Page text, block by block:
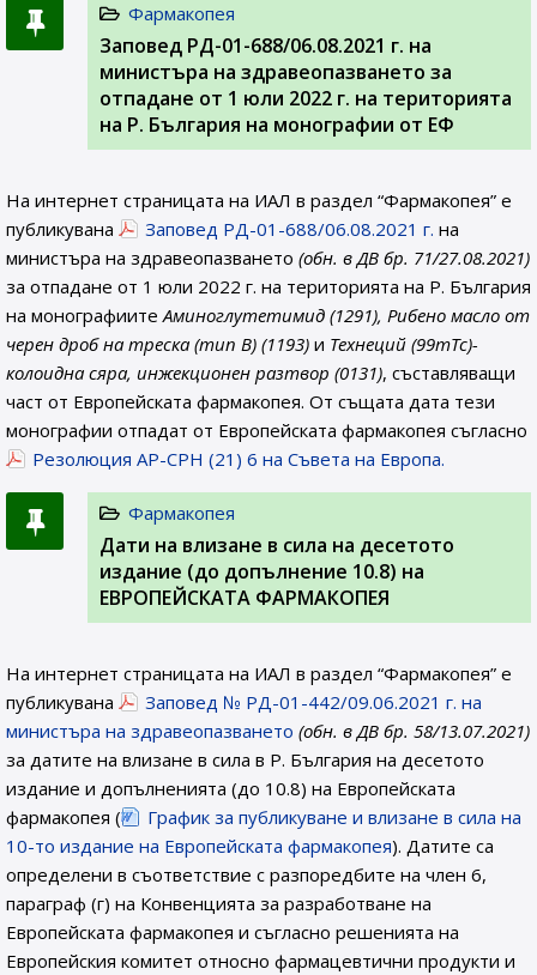
Фармакопея
Заповед РД-01-688/06.08.2021 г. на
министъра на здравеопазването за
отпадане от 1 юли 2022 г. на територията
на Р. България на монографии от ЕФ
На интернет страницата на ИАЛ в раздел “Фармакопея” е
публикувана
Заповед РД-01-688/06.08.2021 г. на
министъра на здравеопазването (обн. в ДВ бр. 71/27.08.2021)
за отпадане от 1 юли 2022 г. на територията на Р. България
на монографиитеАминоглутетимид (1291), Рибено масло от
черен дроб на треска (тип В) (1193) и Технеций (99mTc)-
колоидна сяра, инжекционен разтвор (0131), съставляващи
част от Европейската фармакопея. От същата дата тези
монографии отпадат от Европейската фармакопея съгласно
Резолюция AP-CPH (21) 6 на Съвета на Европа.
Фармакопея
Дати на влизане в сила на десетото
издание (до допълнение 10.8) на
ЕВРОПЕЙСКАТА ФАРМАКОПЕЯ
На интернет страницата на ИАЛ в раздел “Фармакопея” е
публикувана
Заповед № РД-01-442/09.06.2021 г. на
министъра на здравеопазването (обн. в ДВ бр. 58/13.07.2021)
за датите на влизане в сила в Р. България на десетото
издание и допълненията (до 10.8) на Европейската
фармакопея (
График за публикуване и влизане в сила на
10-то издание на Европейската фармакопея). Датите са
определени в съответствие с разпоредбите на член 6,
параграф (г) на Конвенцията за разработване на
Европейската фармакопея и съгласно решенията на
Европейския комитет относно фармацевтични продукти и